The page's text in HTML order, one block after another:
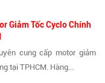
Giảm Tốc Cyclo Chính
cung cấp motor giảm
tại TPHCM. Hàng...